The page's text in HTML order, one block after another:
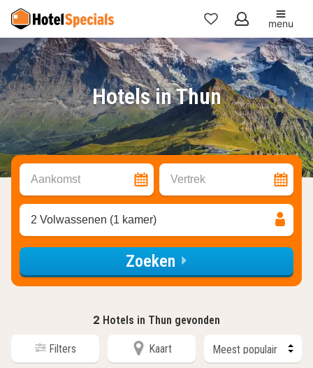
Mijn
favorieten
menu
Hotels in Thun
Aankomst Vertrek
2 Volwassenen (1 kamer)
Zoeken
2 Hotels in Thun gevonden
Filters Kaart